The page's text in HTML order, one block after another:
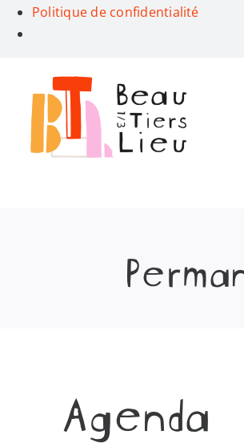
Politique de confidentialité
contenu
Agenda